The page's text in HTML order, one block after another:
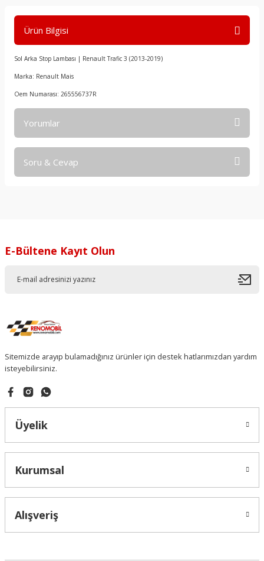
Ürün Bilgisi
Sol Arka Stop Lambası | Renault Trafic 3 (2013-2019)
Marka: Renault Mais
Oem Numarası: 265556737R
Yorumlar
Soru & Cevap
E-Bültene Kayıt Olun
Sitemizde arayıp bulamadığınız ürünler için destek hatlarımızdan yardım
isteyebilirsiniz.
Üyelik
Kurumsal
Alışveriş